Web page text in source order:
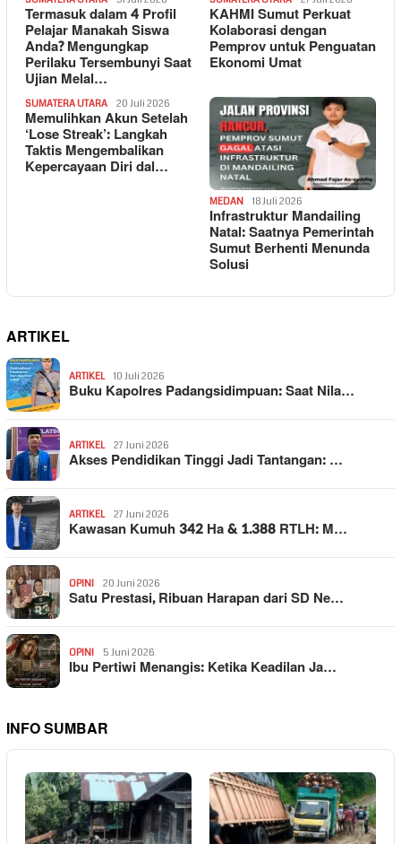
Termasuk dalam 4 Profil
Pelajar Manakah Siswa
Anda? Mengungkap
Perilaku Tersembunyi Saat
Ujian Melal…
KAHMI Sumut Perkuat
Kolaborasi dengan
Pemprov untuk Penguatan
Ekonomi Umat
SUMATERA UTARA 20 Juli 2026
Memulihkan Akun Setelah
‘Lose Streak’: Langkah
Taktis Mengembalikan
Kepercayaan Diri dal…
MEDAN 18 Juli 2026
Infrastruktur Mandailing
Natal: Saatnya Pemerintah
Sumut Berhenti Menunda
Solusi
ARTIKEL
ARTIKEL 10 Juli 2026
Buku Kapolres Padangsidimpuan: Saat Nila…
ARTIKEL 27 Juni 2026
Akses Pendidikan Tinggi Jadi Tantangan: …
ARTIKEL 27 Juni 2026
Kawasan Kumuh 342 Ha & 1.388 RTLH: M…
OPINI 20 Juni 2026
Satu Prestasi, Ribuan Harapan dari SD Ne…
OPINI 5 Juni 2026
Ibu Pertiwi Menangis: Ketika Keadilan Ja…
INFO SUMBAR